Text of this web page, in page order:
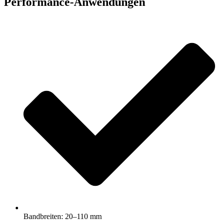
Bandbreiten: 20–110 mm